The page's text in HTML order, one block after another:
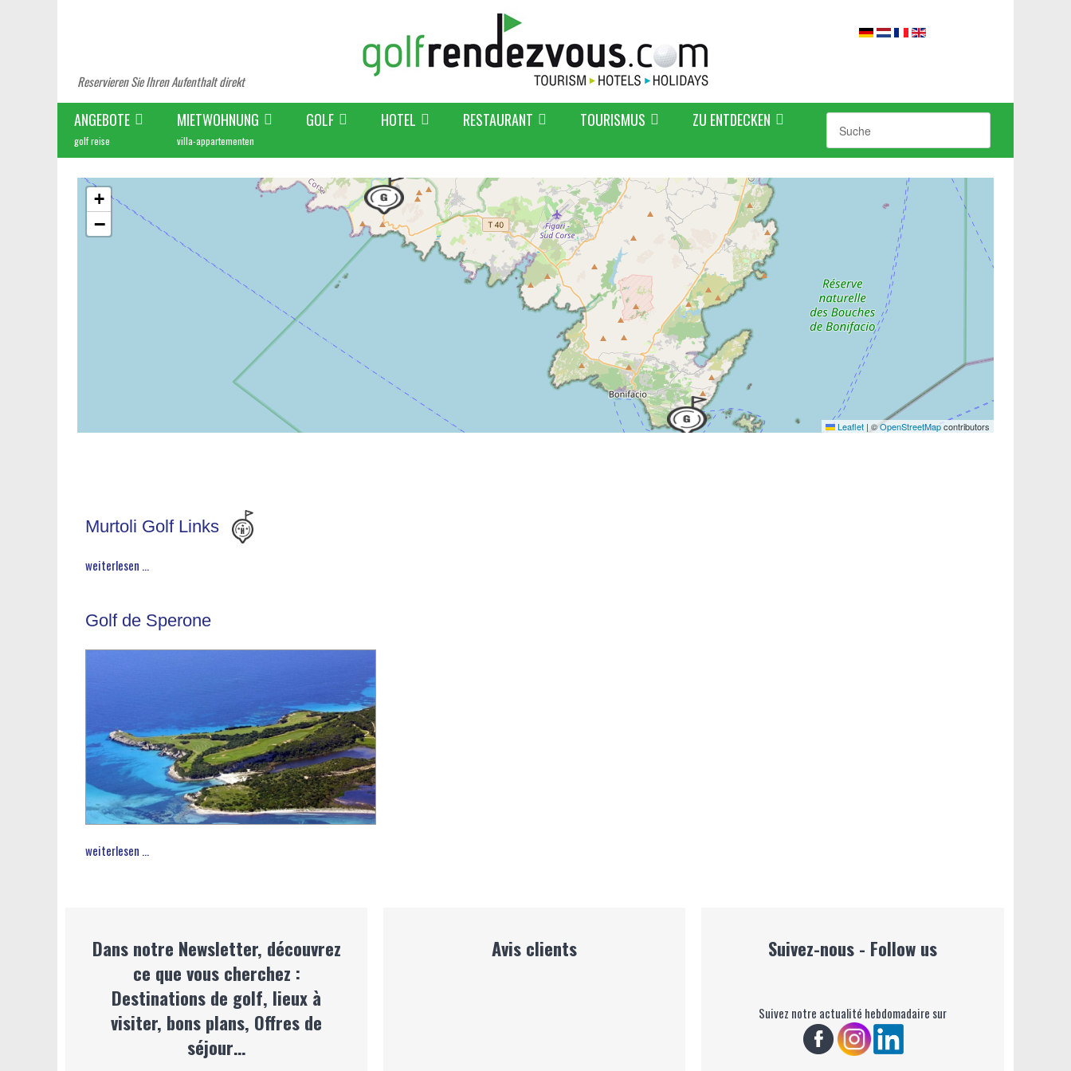
Reservieren Sie Ihren Aufenthalt direkt
ANGEBOTE
golf reise
MIETWOHNUNG
villa-appartementen
GOLF HOTEL RESTAURANT TOURISMUS ZU ENTDECKEN
+
−
Leaflet | ©OpenStreetMapcontributors
Murtoli Golf Links
weiterlesen ...
Golf de Sperone
weiterlesen ...
Dans notre Newsletter, découvrez
ce que vous cherchez :
Destinations de golf, lieux à
visiter, bons plans, Offres de
séjour…
Avis clients Suivez-nous - Follow us
Suivez notre actualité hebdomadaire sur